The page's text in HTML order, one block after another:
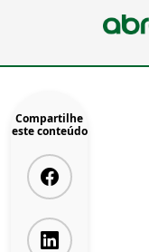
Compartilhe
este conteúdo